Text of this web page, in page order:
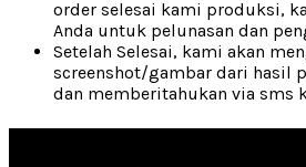
order selesai kami produksi,
Anda untuk pelunasan dan
Setelah Selesai, kami akan
screenshot/gambar dari hasil
dan memberitahukan via sms